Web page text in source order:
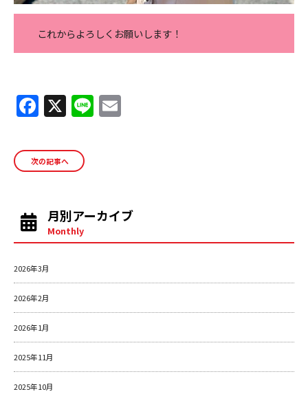
これからよろしくお願いします！
F
c
e
o
o
k
X Li
次の記事へ
月別アーカイブ
Monthly
2026年3月
2026年2月
2026年1月
2025年11月
2025年10月